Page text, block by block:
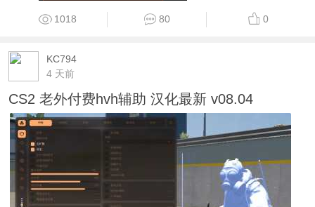
1018 80 0
KC794
4 天前
CS2 老外付费hvh辅助 汉化最新 v08.04